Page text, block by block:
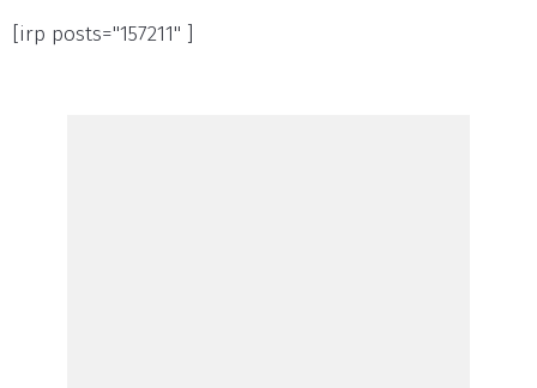
[irp posts="157211" ]